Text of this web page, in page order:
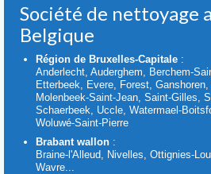
Société de nettoyage
Belgique
Région de Bruxelles-Capitale :
Anderlecht, Auderghem, Berchem-
Etterbeek, Evere, Forest,
Molenbeek-Saint-Jean, Saint-Gilles,
Schaerbeek, Uccle, Watermael-
Woluwé-Saint-Pierre
Brabant wallon :
Braine-l'Alleud, Nivelles, Ottignies-
Wavre...